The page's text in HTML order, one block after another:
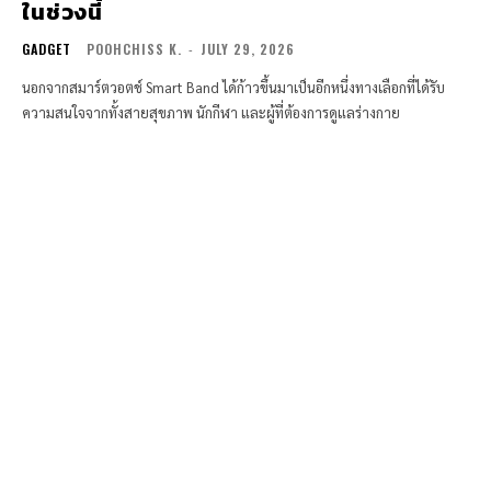
ในช่วงนี้
GADGET POOHCHISS K. - JULY 29, 2026
นอกจากสมาร์ตวอตช์ Smart Band ได้ก้าวขึ้นมาเป็นอีกหนึ่งทางเลือกที่ได้รับ
ความสนใจจากทั้งสายสุขภาพ นักกีฬา และผู้ที่ต้องการดูแลร่างกาย